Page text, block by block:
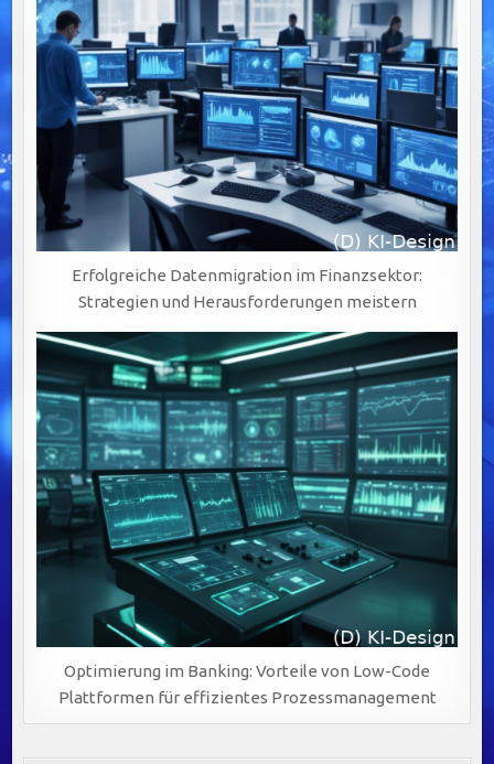
Erfolgreiche Datenmigration im Finanzsektor:
Strategien und Herausforderungen meistern
Optimierung im Banking: Vorteile von Low-Code
Plattformen für effizientes Prozessmanagement